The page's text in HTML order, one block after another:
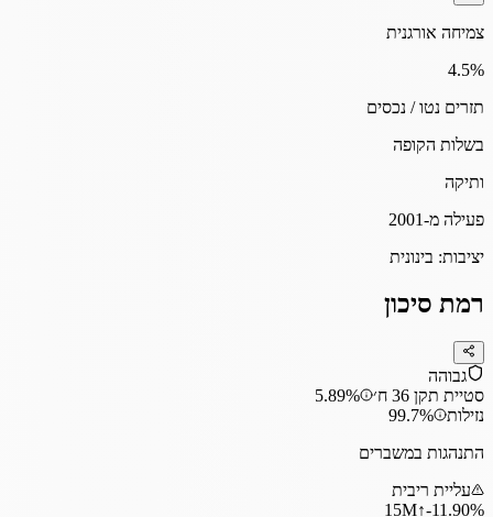
צמיחה אורגנית
4.5%
תזרים נטו / נכסים
בשלות הקופה
ותיקה
פעילה מ-2001
יציבות: בינונית
רמת סיכון
גבוהה
סטיית תקן 36 ח׳
5.89%
נזילות
99.7%
התנהגות במשברים
עליית ריבית
‎-11.90%
↑
15M